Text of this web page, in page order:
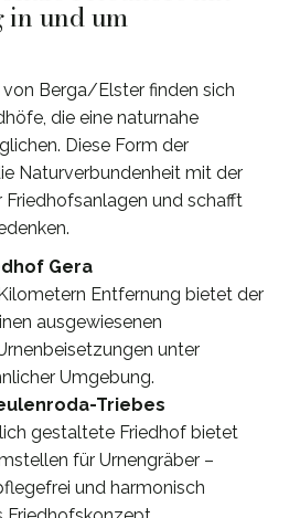
in und um
Berga/Elster finden sich
die eine naturnahe
Diese Form der
Naturverbundenheit mit der
und schafft
Gera
Entfernung bietet der
ausgewiesenen
unter
Umgebung.
Triebes
gestaltete Friedhof bietet
für Urnengräber –
und harmonisch